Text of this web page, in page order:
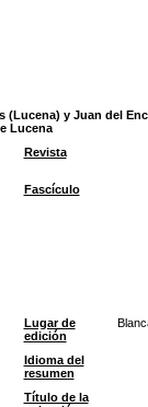
y Juan del
Lucena
Revista
Fascículo
Lugar de
edición
Idioma del
resumen
Título de la